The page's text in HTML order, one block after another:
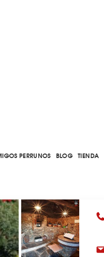
PERRUNOS BLOG TIENDA